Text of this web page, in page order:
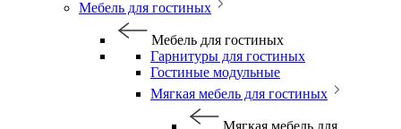
Мебель для гостиных
Мебель для гостиных
Гарнитуры для гостиных
Гостиные модульные
Мягкая мебель для гостиных
Мягкая мебель для